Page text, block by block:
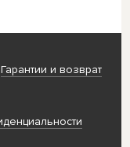
Гарантии и возврат